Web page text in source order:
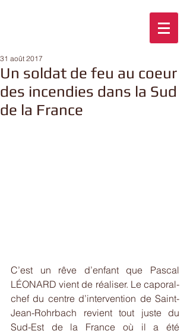
Un soldat de feu au coeur
des incendies dans la Sud
de la France
31 août 2017
C’est un rêve d’enfant que Pascal
LÉONARD vient de réaliser. Le caporal-
chef du centre d’intervention de Saint-
Jean-Rohrbach revient tout juste du
Sud-Est de la France où il a été